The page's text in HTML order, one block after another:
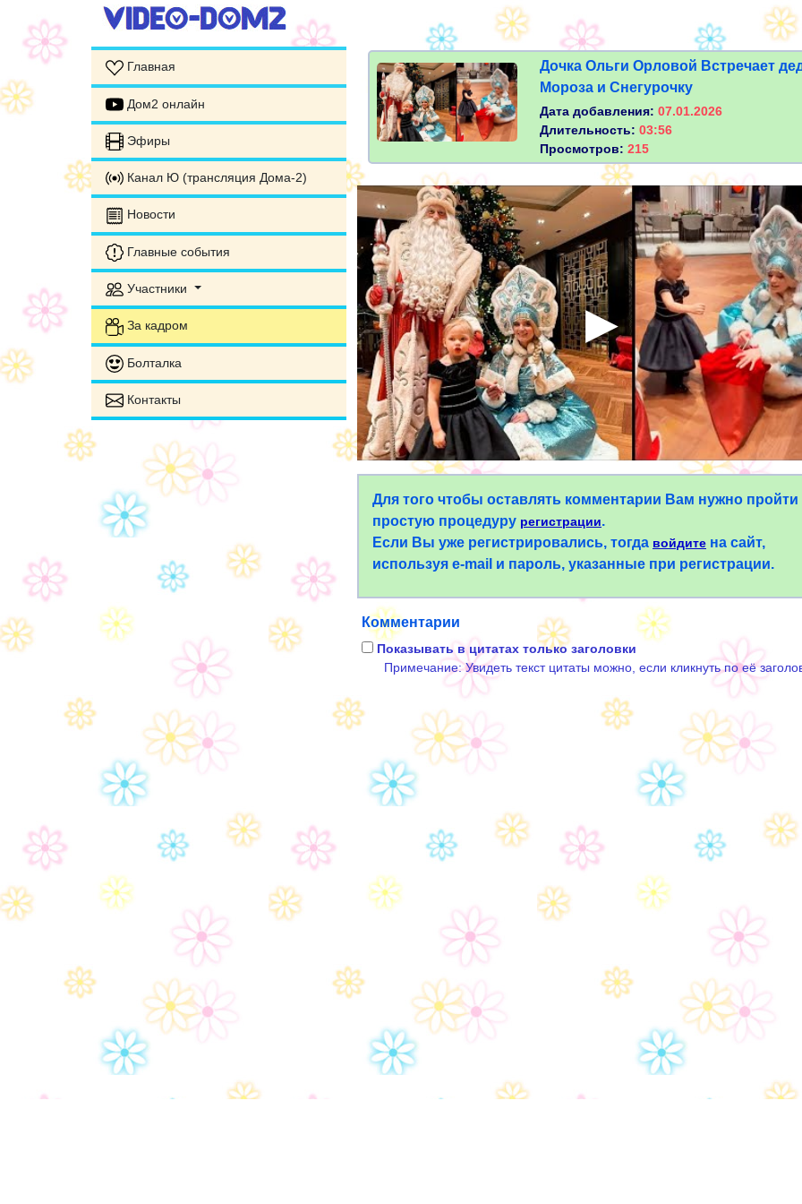
Главная
Дом2 онлайн
Эфиры
Канал Ю (трансляция Дома-2)
Новости
Главные события
Участники
За кадром
Болталка
Контакты
Дочка Ольги Орловой Встречает
Мороза и Снегурочку
Дата добавления: 07.01.2026
Длительность: 03:56
Просмотров: 215
Для того чтобы оставлять комментарии Вам нужно пройти
простую процедуру регистрации.
Если Вы уже регистрировались, тогда войдите на сайт,
используя e-mail и пароль, указанные при регистрации.
Комментарии
Показывать в цитатах только заголовки
Примечание: Увидеть текст цитаты можно, если кликнуть по её